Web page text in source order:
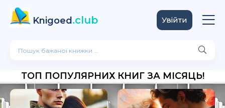
Knigoed .club Увійти
ТОП ПОПУЛЯРНИХ КНИГ ЗА МІСЯЦЬ!